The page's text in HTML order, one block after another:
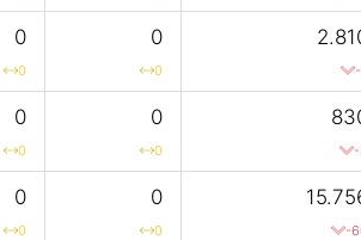
0
0
0
0
0
0
0
0
0
0
0
0 -